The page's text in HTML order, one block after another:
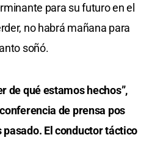
para su futuro en el
no habrá mañana para
soñó.
de qué estamos hechos”,
de prensa pos
El conductor táctico